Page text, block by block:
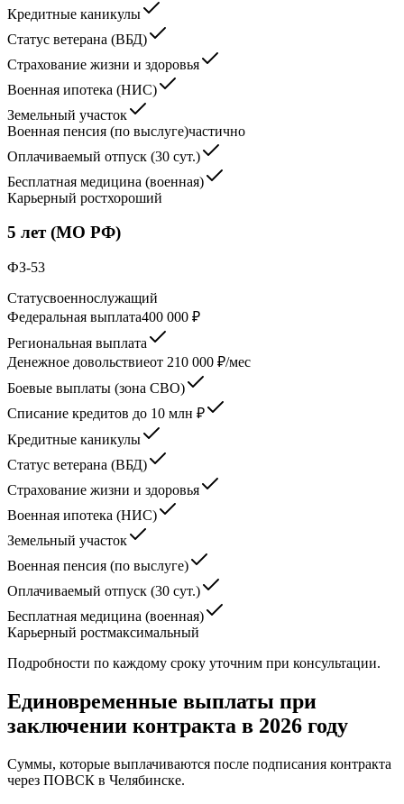
Кредитные каникулы
Статус ветерана (ВБД)
Страхование жизни и здоровья
Военная ипотека (НИС)
Земельный участок
Военная пенсия (по выслуге)частично
Оплачиваемый отпуск (30 сут.)
Бесплатная медицина (военная)
Карьерный ростхороший
5 лет (МО РФ)
ФЗ-53
Статусвоеннослужащий
Федеральная выплата400 000 ₽
Региональная выплата
Денежное довольствиеот 210 000 ₽/мес
Боевые выплаты (зона СВО)
Списание кредитов до 10 млн ₽
Кредитные каникулы
Статус ветерана (ВБД)
Страхование жизни и здоровья
Военная ипотека (НИС)
Земельный участок
Военная пенсия (по выслуге)
Оплачиваемый отпуск (30 сут.)
Бесплатная медицина (военная)
Карьерный ростмаксимальный
Подробности по каждому сроку уточним при консультации.
Единовременные выплаты при
заключении контракта в 2026 году
Суммы, которые выплачиваются после подписания контракта
через ПОВСК в Челябинске.